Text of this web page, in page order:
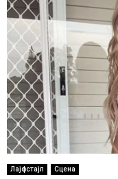
Лајфстајл Сцена